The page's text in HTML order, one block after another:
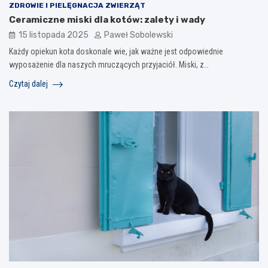
ZDROWIE I PIELĘGNACJA ZWIERZĄT
Ceramiczne miski dla kotów: zalety i wady
15 listopada 2025 Paweł Sobolewski
Każdy opiekun kota doskonale wie, jak ważne jest odpowiednie
wyposażenie dla naszych mruczących przyjaciół. Miski, z…
Czytaj dalej